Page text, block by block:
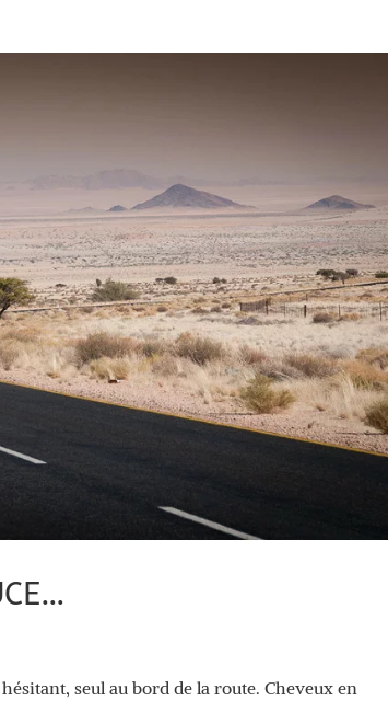
seul au bord de la route. Cheveux en